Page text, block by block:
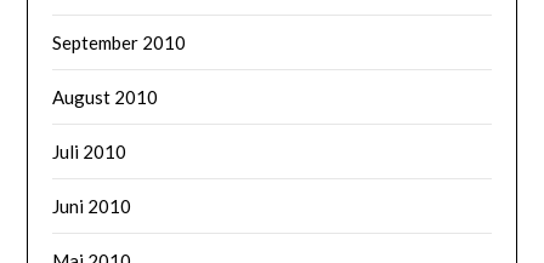
September 2010
August 2010
Juli 2010
Juni 2010